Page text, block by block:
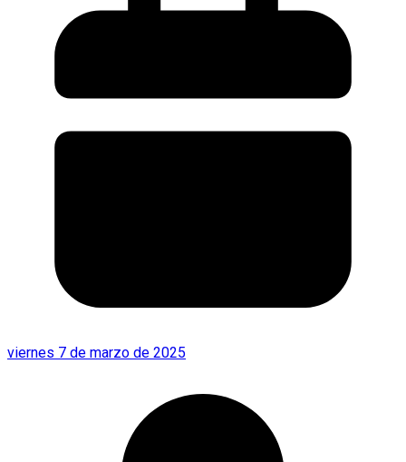
viernes 7 de marzo de 2025